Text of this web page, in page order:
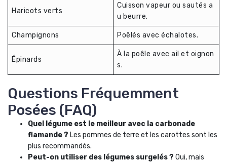
Haricots verts
Cuisson vapeur ou sautés a
u beurre.
Champignons Poêlés avec échalotes.
Épinards
À la poêle avec ail et oignon
s.
Questions Fréquemment
Posées (FAQ)
Quel légume est le meilleur avec la carbonade
flamande ? Les pommes de terre et les carottes sont les
plus recommandés.
Peut-on utiliser des légumes surgelés ? Oui, mais